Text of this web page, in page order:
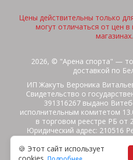
Цены действительны только
могут отличаться от цен
магазинах.
2026, © "Арена спорта" —
доставкой по
ИП Жакуть Вероника
Свидетельство о
391316267 выдано
исполнительным комитетом
в торговом реестре РБ от
Юридический адрес: 210516
Витебская область,
с, аг.Ольгово,
🍪 Этот сайт использует